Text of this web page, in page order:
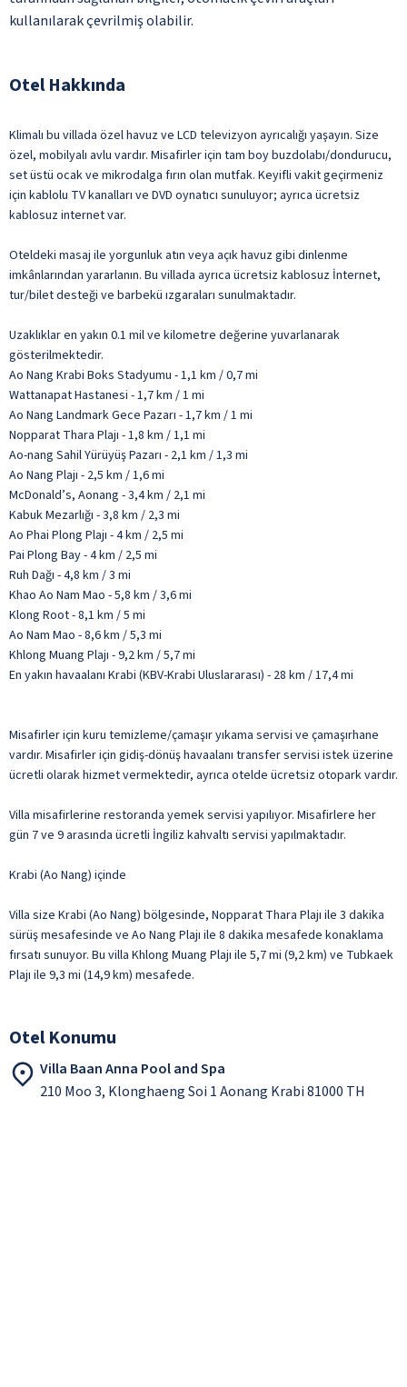
kullanılarak çevrilmiş olabilir.
Otel Hakkında
Klimalı bu villada özel havuz ve LCD televizyon ayrıcalığı yaşayın. Size
özel, mobilyalı avlu vardır. Misafirler için tam boy buzdolabı/dondurucu,
set üstü ocak ve mikrodalga fırın olan mutfak. Keyifli vakit geçirmeniz
için kablolu TV kanalları ve DVD oynatıcı sunuluyor; ayrıca ücretsiz
kablosuz internet var.
Oteldeki masaj ile yorgunluk atın veya açık havuz gibi dinlenme
imkânlarından yararlanın. Bu villada ayrıca ücretsiz kablosuz İnternet,
tur/bilet desteği ve barbekü ızgaraları sunulmaktadır.
Uzaklıklar en yakın 0.1 mil ve kilometre değerine yuvarlanarak
gösterilmektedir.
Ao Nang Krabi Boks Stadyumu - 1,1 km / 0,7 mi
Wattanapat Hastanesi - 1,7 km / 1 mi
Ao Nang Landmark Gece Pazarı - 1,7 km / 1 mi
Nopparat Thara Plajı - 1,8 km / 1,1 mi
Ao-nang Sahil Yürüyüş Pazarı - 2,1 km / 1,3 mi
Ao Nang Plajı - 2,5 km / 1,6 mi
McDonald’s, Aonang - 3,4 km / 2,1 mi
Kabuk Mezarlığı - 3,8 km / 2,3 mi
Ao Phai Plong Plajı - 4 km / 2,5 mi
Pai Plong Bay - 4 km / 2,5 mi
Ruh Dağı - 4,8 km / 3 mi
Khao Ao Nam Mao - 5,8 km / 3,6 mi
Klong Root - 8,1 km / 5 mi
Ao Nam Mao - 8,6 km / 5,3 mi
Khlong Muang Plajı - 9,2 km / 5,7 mi
En yakın havaalanı Krabi (KBV-Krabi Uluslararası) - 28 km / 17,4 mi
Misafirler için kuru temizleme/çamaşır yıkama servisi ve çamaşırhane
vardır. Misafirler için gidiş-dönüş havaalanı transfer servisi istek üzerine
ücretli olarak hizmet vermektedir, ayrıca otelde ücretsiz otopark vardır.
Villa misafirlerine restoranda yemek servisi yapılıyor. Misafirlere her
gün 7 ve 9 arasında ücretli İngiliz kahvaltı servisi yapılmaktadır.
Krabi (Ao Nang) içinde
Villa size Krabi (Ao Nang) bölgesinde, Nopparat Thara Plajı ile 3 dakika
sürüş mesafesinde ve Ao Nang Plajı ile 8 dakika mesafede konaklama
fırsatı sunuyor. Bu villa Khlong Muang Plajı ile 5,7 mi (9,2 km) ve Tubkaek
Plajı ile 9,3 mi (14,9 km) mesafede.
Otel Konumu
Villa Baan Anna Pool and Spa
210 Moo 3, Klonghaeng Soi 1 Aonang Krabi 81000 TH